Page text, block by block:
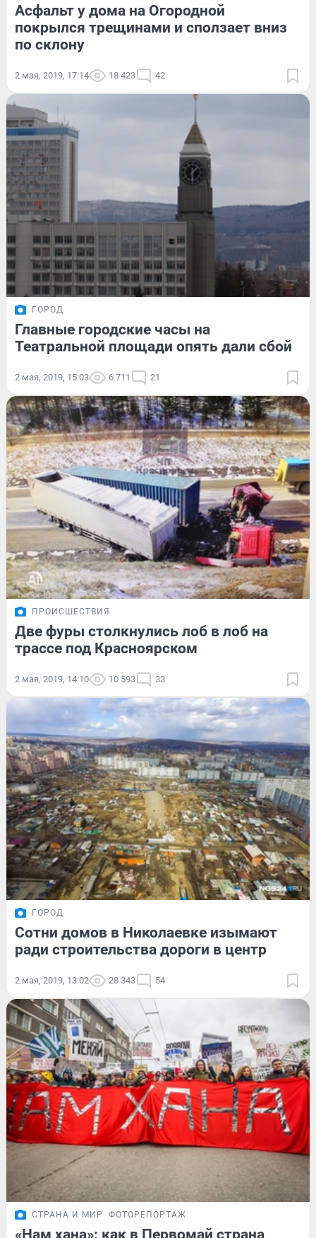
Асфальт у дома на Огородной
покрылся трещинами и сползает вниз
по склону
2 мая, 2019, 17:14 18 423 42
ГОРОД
Главные городские часы на
Театральной площади опять дали сбой
2 мая, 2019, 15:03 6 711 21
ПРОИСШЕСТВИЯ
Две фуры столкнулись лоб в лоб на
трассе под Красноярском
2 мая, 2019, 14:10 10 593 33
ГОРОД
Сотни домов в Николаевке изымают
ради строительства дороги в центр
2 мая, 2019, 13:02 28 343 54
СТРАНА И МИР ФОТОРЕПОРТАЖ
«Нам хана»: как в Первомай страна